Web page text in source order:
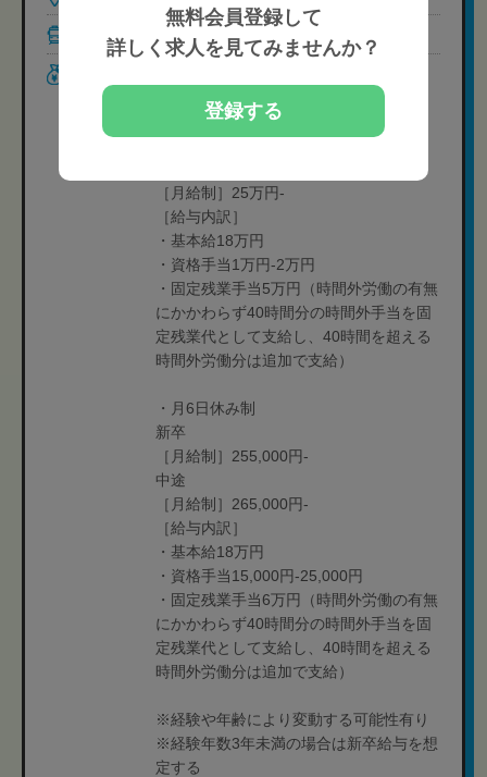
最寄駅 安岡 徒歩2分
・月8日休み制
［月給制］25万円-
［給与内訳］
・基本給18万円
・資格手当1万円-2万円
・固定残業手当5万円（時間外労働の有無
にかかわらず40時間分の時間外手当を固
定残業代として支給し、40時間を超える
時間外労働分は追加で支給）
・月6日休み制
新卒
［月給制］255,000円-
中途
［月給制］265,000円-
［給与内訳］
・基本給18万円
・資格手当15,000円-25,000円
・固定残業手当6万円（時間外労働の有無
にかかわらず40時間分の時間外手当を固
定残業代として支給し、40時間を超える
時間外労働分は追加で支給）
※経験や年齢により変動する可能性有り
※経験年数3年未満の場合は新卒給与を想
定する
無料会員登録して
詳しく求人を見てみませんか？
登録する